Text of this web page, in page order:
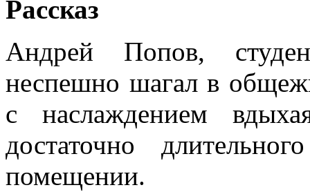
Рассказ
Андрей Попов,
неспешно шагал в
с наслаждением
достаточно
помещении.